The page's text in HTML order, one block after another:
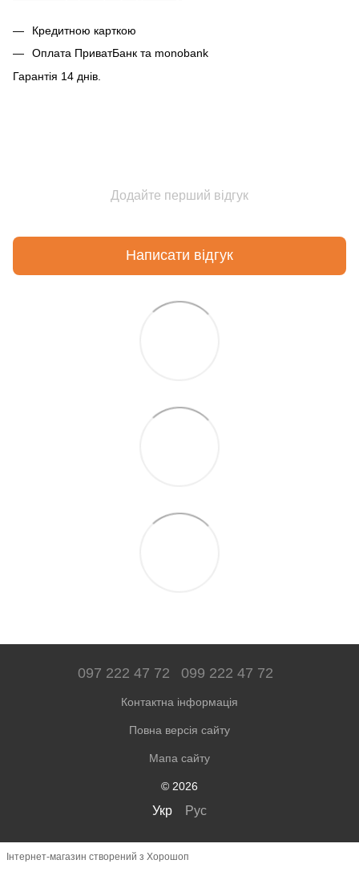
Кредитною карткою
Оплата ПриватБанк та monobank
Гарантія 14 днів.
Додайте перший відгук
Написати відгук
097 222 47 72 099 222 47 72
Контактна інформація
Повна версія сайту
Мапа сайту
© 2026
Укр Рус
Інтернет-магазин створений з Хорошоп